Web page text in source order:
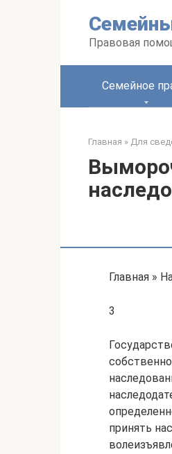
Правовая
Семейное
Главная » Для
Главная »
3
принять